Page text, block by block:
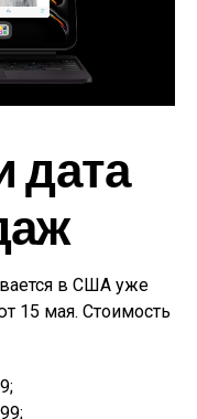
дата
в США уже
15 мая. Стоимость